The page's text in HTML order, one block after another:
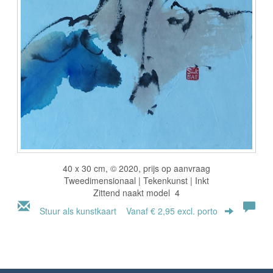
40 x 30 cm, © 2020, prijs op aanvraag
Tweedimensionaal | Tekenkunst | Inkt
Zittend naakt model 4
Stuur als kunstkaart Vanaf € 2,95 excl. porto